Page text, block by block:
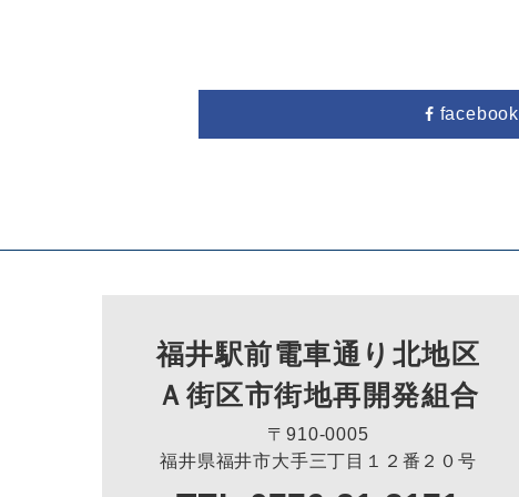
facebook
福井駅前電車通り北地区
Ａ街区市街地再開発組合
〒910-0005
福井県福井市大手三丁目１２番２０号